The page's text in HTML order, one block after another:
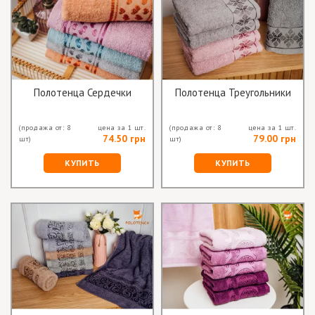
Полотенца Сердечки
(продажа от: 8
шт)
цена за 1 шт.
74.50 грн
КУПИТЬ
Полотенца Треугольники
(продажа от: 8
шт)
цена за 1 шт.
79.00 грн
КУПИТЬ